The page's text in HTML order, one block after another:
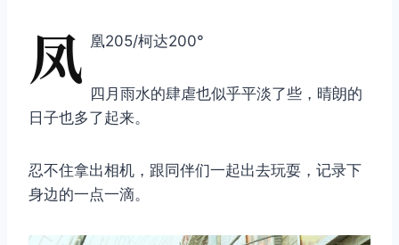
凤 凰205/柯达200°
四月雨水的肆虐也似乎平淡了些，晴朗的
日子也多了起来。
忍不住拿出相机，跟同伴们一起出去玩耍，记录下
身边的一点一滴。